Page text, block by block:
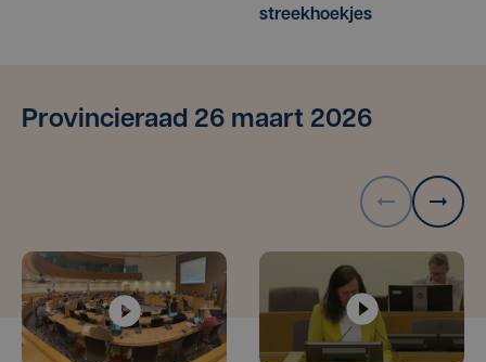
streekhoekjes
Provincieraad 26 maart 2026